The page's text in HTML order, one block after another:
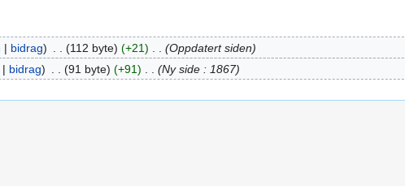
bidrag 112 byte +21
Oppdatert siden
bidrag 91 byte +91 Ny side : 1867